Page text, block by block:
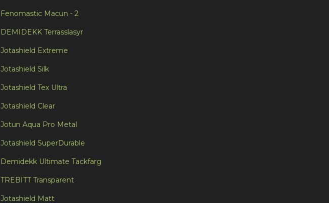
Fenomastic Macun - 2
DEMIDEKK Terrasslasyr
Jotashield Extreme
Jotashield Silk
Jotashield Tex Ultra
Jotashield Clear
Jotun Aqua Pro Metal
Jotashield SuperDurable
Demidekk Ultimate Tackfarg
TREBITT Transparent
Jotashield Matt